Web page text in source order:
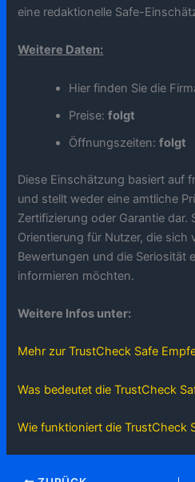
eine redaktionelle Safe-
Weitere Daten:
Hier finden Sie die
Preise:folgt
Öffnungszeiten:folgt
Diese Einschätzung basiert auf
und stellt weder eine amtliche
Zertifizierung oder Garantie dar.
Orientierung für Nutzer, die sich
Bewertungen und die Seriosität
informieren möchten.
Weitere Infos unter:
Mehr zur TrustCheck Safe
Was bedeutet die TrustCheck
Wie funktioniert die TrustCheck